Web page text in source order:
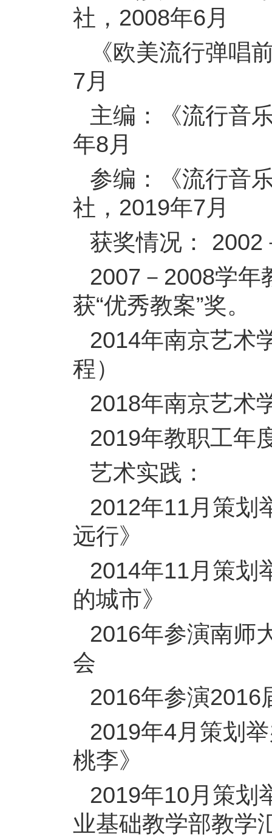
社，2008年6月
《欧美流行弹唱
7月
主编：《流行音
年8月
参编：《流行音
社，2019年7月
获奖情况： 2002
2007－2008学年
获“优秀教案”奖。
2014年南京艺术
程）
2018年南京艺术
2019年教职工年
艺术实践：
2012年11月策划
远行》
2014年11月策划
的城市》
2016年参演南师
会
2016年参演2016
2019年4月策划
桃李》
2019年10月策划
业基础教学部教学